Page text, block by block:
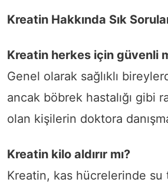
Kreatin Hakkında Sık
Kreatin herkes için güvenli
Genel olarak sağlıklı
ancak böbrek hastalığı gibi
olan kişilerin doktora
Kreatin kilo aldırır mı?
Kreatin, kas hücrelerinde su